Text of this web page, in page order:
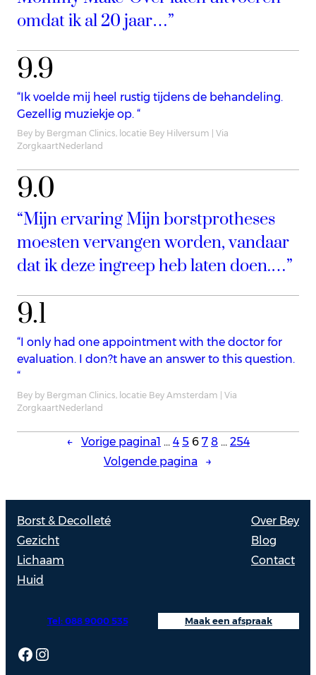
omdat ik al 20 jaar…”
9.9
“Ik voelde mij heel rustig tijdens de behandeling.
Gezellig muziekje op. “
Bey by Bergman Clinics, locatie Bey Hilversum | Via
ZorgkaartNederland
9.0
“Mijn ervaring Mijn borstprotheses
moesten vervangen worden, vandaar
dat ik deze ingreep heb laten doen.…”
9.1
“I only had one appointment with the doctor for
evaluation. I don?t have an answer to this question.
“
Bey by Bergman Clinics, locatie Bey Amsterdam | Via
ZorgkaartNederland
← Vorige pagina1 … 4 5 6 7 8 … 254
Volgende pagina
→
Borst & Decolleté
Gezicht
Lichaam
Huid
Over Bey
Blog
Contact
Facebook
Instagram
Maak een afspraak
Tel: 088 9000 535